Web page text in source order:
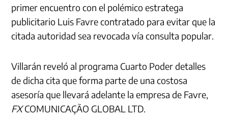
primer encuentro con el polémico estratega
publicitario Luis Favre contratado para evitar que la
citada autoridad sea revocada vía consulta popular.
Villarán reveló al programa Cuarto Poder detalles
de dicha cita que forma parte de una costosa
asesoría que llevará adelante la empresa de Favre,
FXCOMUNICAÇÃO GLOBAL LTD.